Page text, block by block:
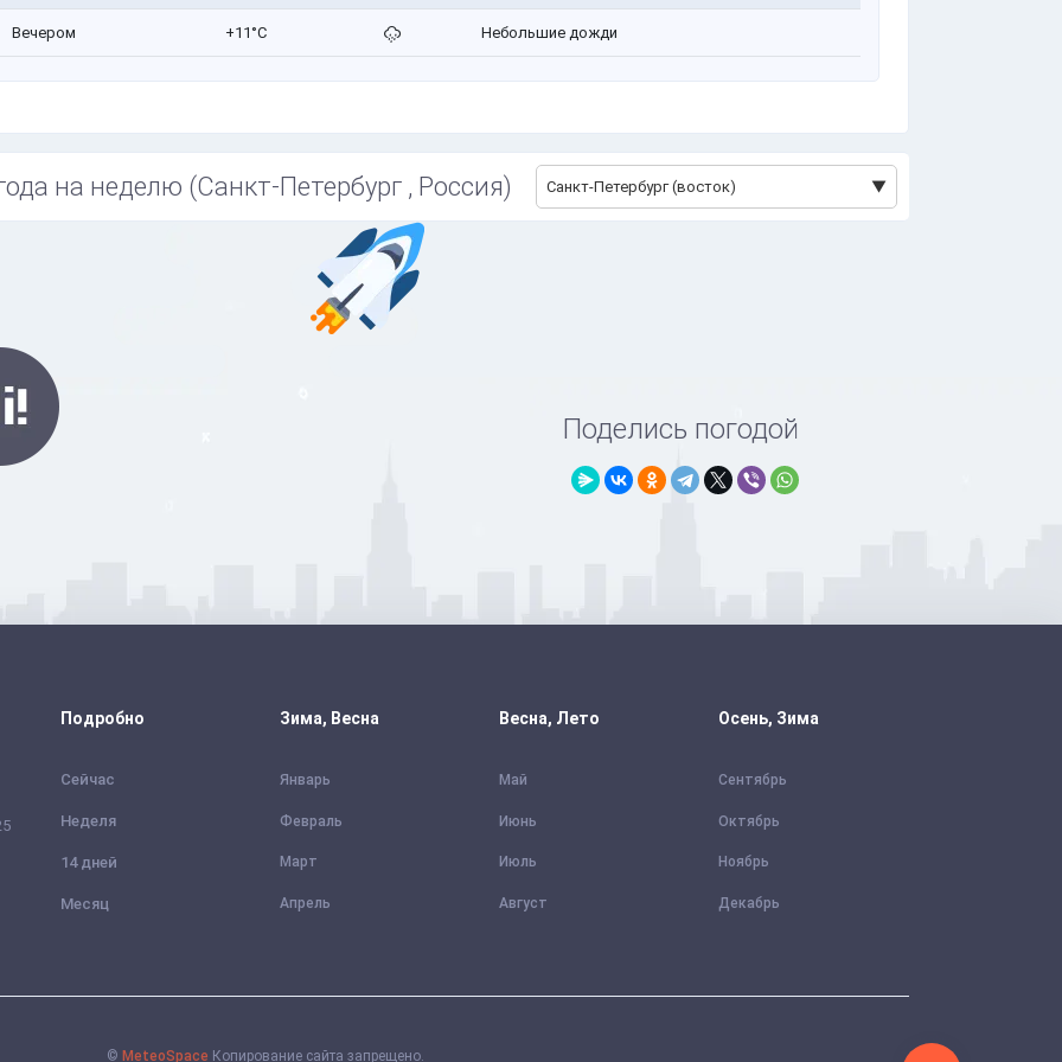
Вечером +11°C Небольшие дожди
на неделю (Санкт-Петербург , Россия) Санкт-Петербург (восток)
Поделись погодой
Подробно
Сейчас
Неделя
14 дней
Месяц
Зима, Весна
Январь
Февраль
Март
Апрель
Весна, Лето
Май
Июнь
Июль
Август
Осень, Зима
Сентябрь
Октябрь
Ноябрь
Декабрь
© MeteoSpace Копирование сайта запрещено.